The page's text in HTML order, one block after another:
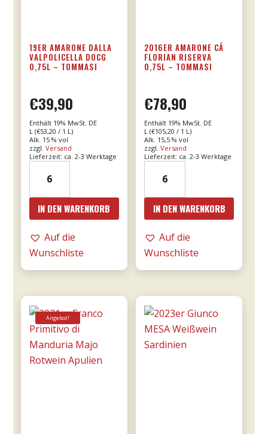
19ER AMARONE DALLA
VALPOLICELLA DOCG
0,75L – TOMMASI
€39,90
Enthält 19% MwSt. DE
L (€53,20 / 1 L)
Alk. 15 % vol
zzgl. Versand
Lieferzeit: ca. 2-3 Werktage
Amarone
dalla
Valpolicella
DOCG
0,75l
Menge
IN DEN WARENKORB
Auf die
Wunschliste
2016ER AMARONE CÁ
FLORIAN RISERVA
0,75L – TOMMASI
€78,90
Enthält 19% MwSt. DE
L (€105,20 / 1 L)
Alk. 15,5 % vol
zzgl.Versand
Lieferzeit: ca. 2-3 Werktage
Amarone
Cá
Florian
RISERVA
0,75l
Menge
IN DEN WARENKORB
Auf die
Wunschliste
Angebot!